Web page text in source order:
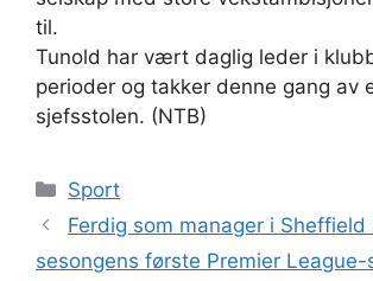
til.
Tunold har vært daglig leder i
perioder og takker denne gang av
sjefsstolen. (NTB)
Kategorier
Sport
Ferdig som manager i Sheffield
sesongens første Premier League-